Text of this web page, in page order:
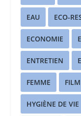
EAU ECO-
ECONOMIE
ENTRETIEN
FEMME FILM
HYGIÈNE DE VIE